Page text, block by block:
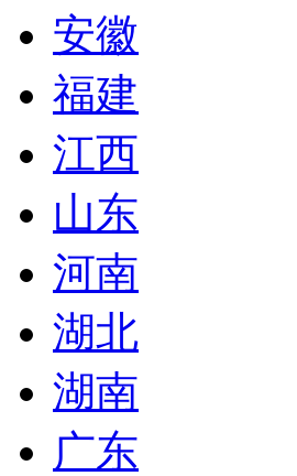
安徽
福建
江西
山东
河南
湖北
湖南
广东